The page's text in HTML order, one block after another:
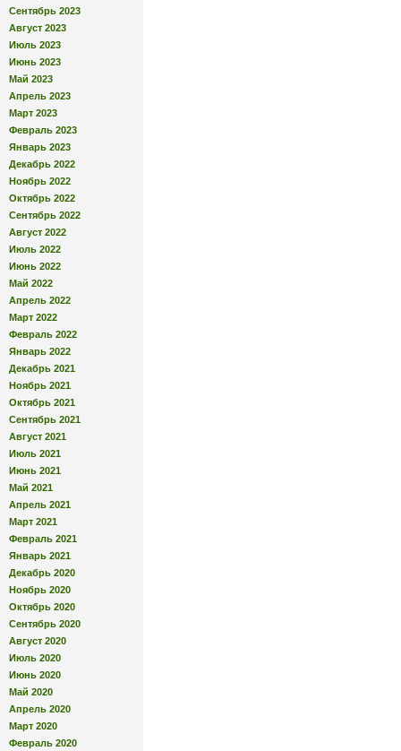
Сентябрь 2023
Август 2023
Июль 2023
Июнь 2023
Май 2023
Апрель 2023
Март 2023
Февраль 2023
Январь 2023
Декабрь 2022
Ноябрь 2022
Октябрь 2022
Сентябрь 2022
Август 2022
Июль 2022
Июнь 2022
Май 2022
Апрель 2022
Март 2022
Февраль 2022
Январь 2022
Декабрь 2021
Ноябрь 2021
Октябрь 2021
Сентябрь 2021
Август 2021
Июль 2021
Июнь 2021
Май 2021
Апрель 2021
Март 2021
Февраль 2021
Январь 2021
Декабрь 2020
Ноябрь 2020
Октябрь 2020
Сентябрь 2020
Август 2020
Июль 2020
Июнь 2020
Май 2020
Апрель 2020
Март 2020
Февраль 2020